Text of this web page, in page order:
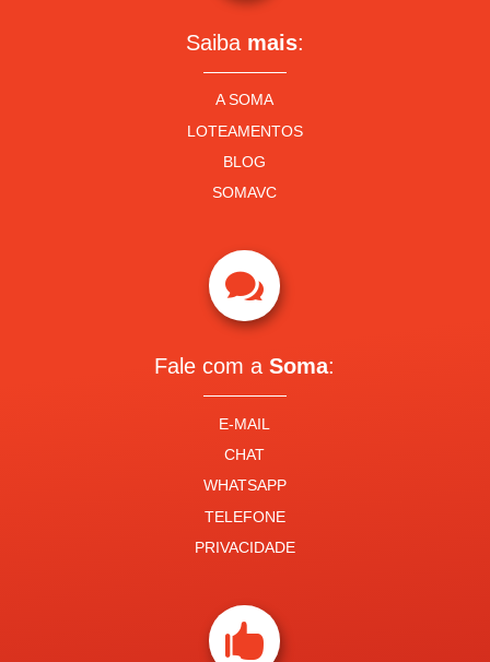
Saiba mais:
A SOMA
LOTEAMENTOS
BLOG
SOMAVC

Fale com aSoma:
E-MAIL
CHAT
WHATSAPP
TELEFONE
PRIVACIDADE
